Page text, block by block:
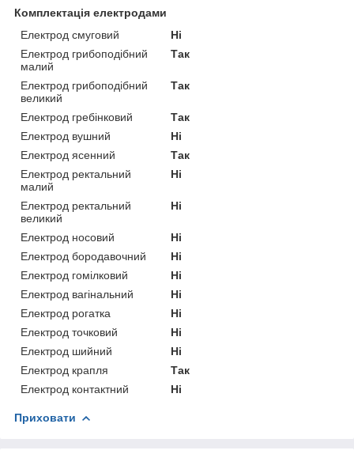
Комплектація електродами
Електрод смуговий
Ні
Електрод грибоподібний
малий
Так
Електрод грибоподібний
великий
Так
Електрод гребінковий
Так
Електрод вушний
Ні
Електрод ясенний
Так
Електрод ректальний
малий
Ні
Електрод ректальний
великий
Ні
Електрод носовий
Ні
Електрод бородавочний
Ні
Електрод гомілковий
Ні
Електрод вагінальний
Ні
Електрод рогатка
Ні
Електрод точковий
Ні
Електрод шийний
Ні
Електрод крапля
Так
Електрод контактний
Ні
Приховати